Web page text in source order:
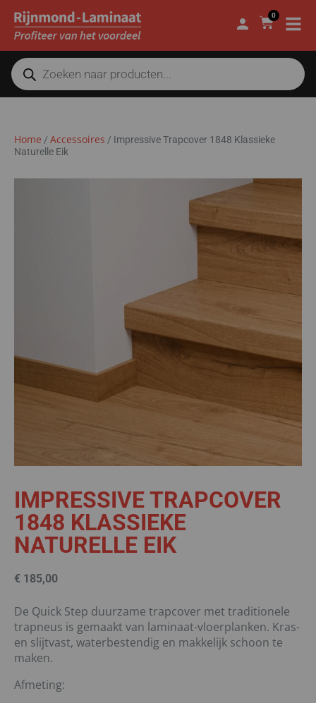
0
Home / Accessoires / Impressive Trapcover 1848 Klassieke
Naturelle Eik
IMPRESSIVE TRAPCOVER
1848 KLASSIEKE
NATURELLE EIK
€ 185,00
De Quick Step duurzame trapcover met traditionele
trapneus is gemaakt van laminaat-vloerplanken. Kras-
en slijtvast, waterbestendig en makkelijk schoon te
maken.
Afmeting: